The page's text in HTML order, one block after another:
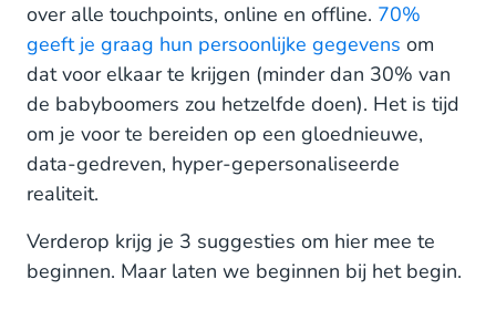
1. Bouw je interne business case op
2. Verbind klantenservice met de CX-initiatieven
van het bedrijf
3. Strijd mee voor een ‘Single version of the truth’
van je klanten
over alle touchpoints, online en offline. 70%
geeft je graag hun persoonlijke gegevens om
dat voor elkaar te krijgen (minder dan 30% van
de babyboomers zou hetzelfde doen). Het is tijd
om je voor te bereiden op een gloednieuwe,
data-gedreven, hyper-gepersonaliseerde
realiteit.
Verderop krijg je 3 suggesties om hier mee te
beginnen. Maar laten we beginnen bij het begin.